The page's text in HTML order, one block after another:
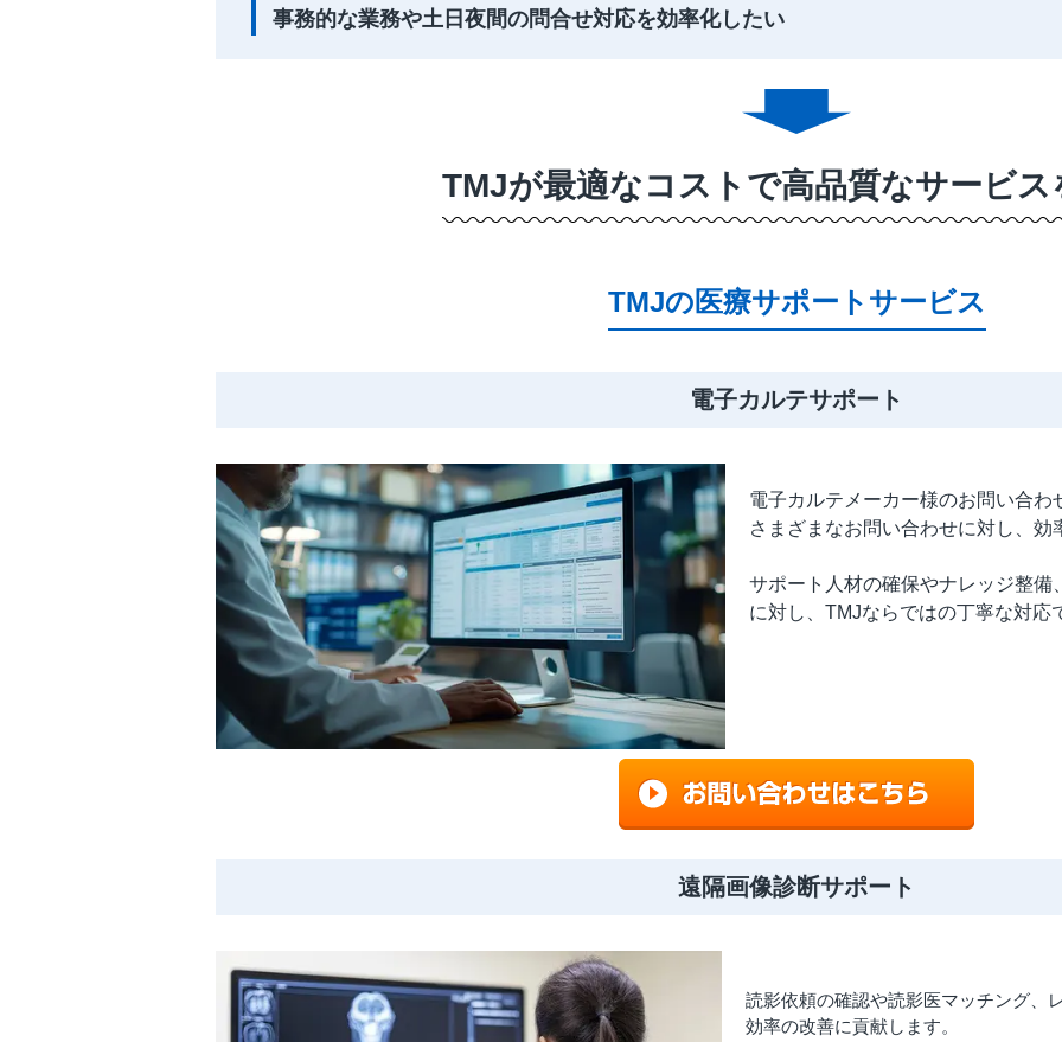
事務的な業務や土日夜間の問合せ対応を効率化したい
TMJが最適なコストで高品質なサービス
TMJの医療サポートサービス
電子カルテサポート
電子カルテメーカー様のお問い合わ
さまざまなお問い合わせに対し、
サポート人材の確保やナレッジ整
に対し、TMJならではの丁寧な対応
遠隔画像診断サポート
読影依頼の確認や読影医マッチング、
効率の改善に貢献します。